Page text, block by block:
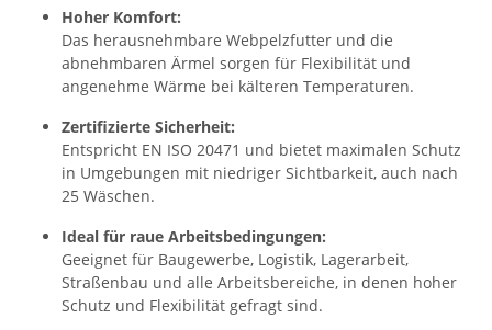
Hoher Komfort:
Das herausnehmbare Webpelzfutter und die
abnehmbaren Ärmel sorgen für Flexibilität und
angenehme Wärme bei kälteren Temperaturen.
Zertifizierte Sicherheit:
Entspricht EN ISO 20471 und bietet maximalen Schutz
in Umgebungen mit niedriger Sichtbarkeit, auch nach
25 Wäschen.
Ideal für raue Arbeitsbedingungen:
Geeignet für Baugewerbe, Logistik, Lagerarbeit,
Straßenbau und alle Arbeitsbereiche, in denen hoher
Schutz und Flexibilität gefragt sind.